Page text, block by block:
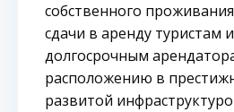
собственного
сдачи в аренду туристам
долгосрочным
расположению в
развитой